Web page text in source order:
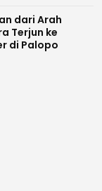
dari Arah
Terjun ke
di Palopo